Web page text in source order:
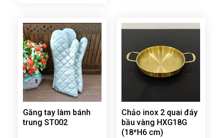
Găng tay làm bánh
trung ST002
Chảo inox 2 quai đáy
bầu vàng HXG18G
(18*H6 cm)